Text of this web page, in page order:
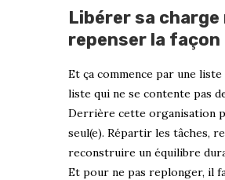
Libérer sa charge
repenser la
Et ça commence par une
liste qui ne se contente pas
Derrière cette organisation
seul(e). Répartir les tâches,
reconstruire un équilibre
Et pour ne pas replonger, il